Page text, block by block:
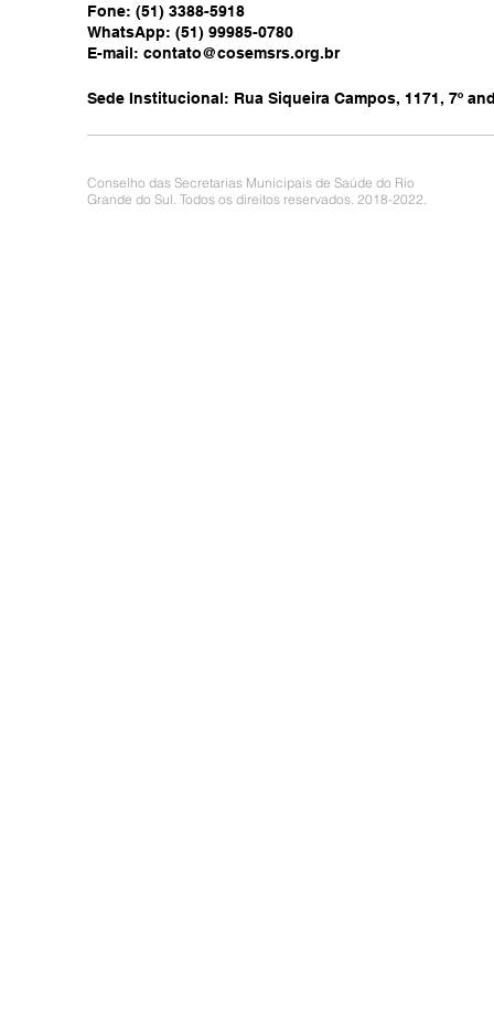
Fone: (51) 3388-5918
WhatsApp: (51) 99985-0780
E-mail: contato@cosemsrs.org.br
Sede Institucional: Rua Siqueira Campos, 1171, 7º
Conselho das Secretarias Municipais de Saúde do Rio
Grande do Sul. Todos os direitos reservados. 2018-2022.